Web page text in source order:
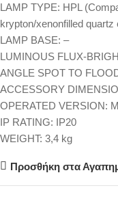
LAMP TYPE: HPL
krypton/xenonfilled quartz
LAMP BASE: –
LUMINOUS FLUX-
ANGLE SPOT TO
ACCESSORY
OPERATED VERSION:
IP RATING: IP20
WEIGHT: 3,4 kg
Προσθήκη στα